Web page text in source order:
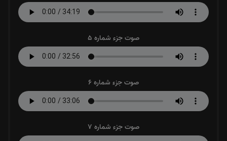
صوت جزء شماره 5
صوت جزء شماره 6
صوت جزء شماره 7